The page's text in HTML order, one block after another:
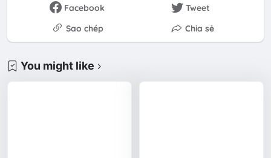
Facebook
Tweet
Sao chép
Chia sẻ
You might like